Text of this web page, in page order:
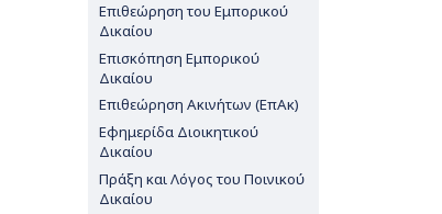
Επιθεώρηση του Εμπορικού
Δικαίου
Επισκόπηση Εμπορικού
Δικαίου
Επιθεώρηση Ακινήτων (ΕπΑκ)
Εφημερίδα Διοικητικού
Δικαίου
Πράξη και Λόγος του Ποινικού
Δικαίου